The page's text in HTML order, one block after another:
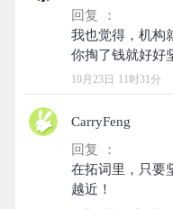
回复 ：
我也觉得，机构
10月23日 11时31分
CarryFeng
回复 ：
在拓词里，只要